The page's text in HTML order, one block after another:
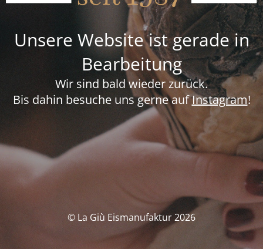
Unsere Website ist gerade in
Bearbeitung
Wir sind bald wieder zurück.
Bis dahin besuche uns gerne aufInstagram!
© La Giù Eismanufaktur 2026